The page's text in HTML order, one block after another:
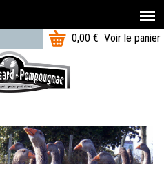
principal
T
0,00 € Voir le panier